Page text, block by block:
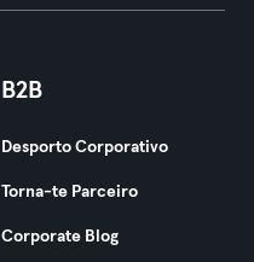
B2B
Desporto Corporativo
Torna-te Parceiro
Corporate Blog